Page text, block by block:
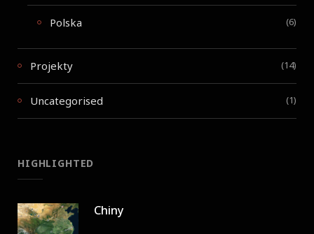
Polska (6)
Projekty (14)
Uncategorised (1)
HIGHLIGHTED
Chiny